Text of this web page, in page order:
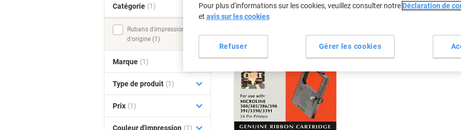
Trier par :
Catégorie (1)
Rubans d'impression,
d'origine (1)
Marque (1)
Type de produit (1)
Prix (1)
Couleur d'impression (1)
Pour plus d'informations sur les cookies, veuillez consulter notre Déclaration de
et avis sur les cookies
Gérer les cookies
Refuser